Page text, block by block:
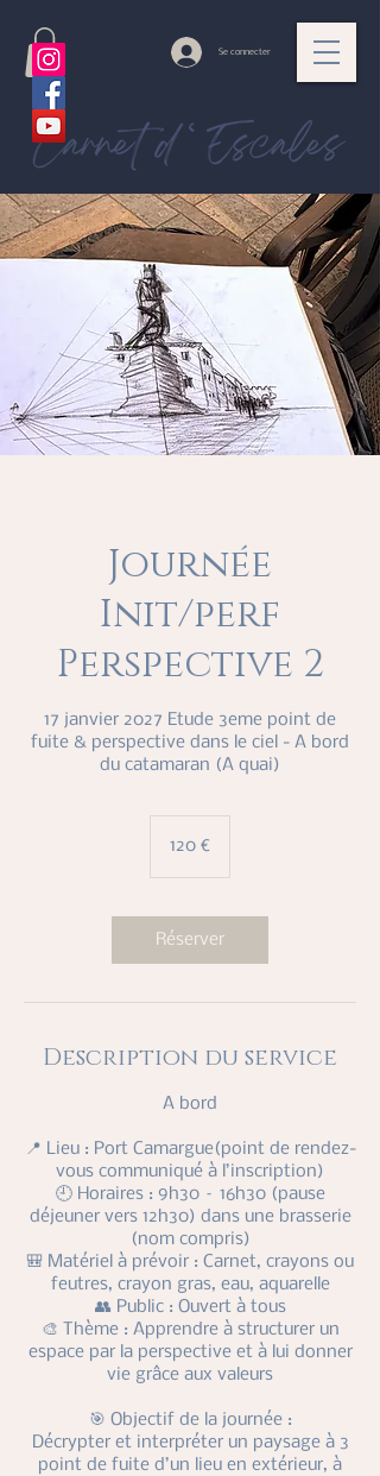
Se connecter
Journée
Init/perf
Perspective 2
17 janvier 2027 Etude 3eme point de
fuite & perspective dans le ciel - A bord
du catamaran (A quai)
120 €
Réserver
Description du service
A bord
📍 Lieu : Port Camargue(point de rendez-
vous communiqué à l’inscription)
🕘 Horaires : 9h30 – 16h30 (pause
déjeuner vers 12h30) dans une brasserie
(nom compris)
🎒 Matériel à prévoir : Carnet, crayons ou
feutres, crayon gras, eau, aquarelle
👥 Public : Ouvert à tous
🎨 Thème : Apprendre à structurer un
espace par la perspective et à lui donner
vie grâce aux valeurs
🎯 Objectif de la journée :
Décrypter et interpréter un paysage à 3
point de fuite d’un lieu en extérieur, à